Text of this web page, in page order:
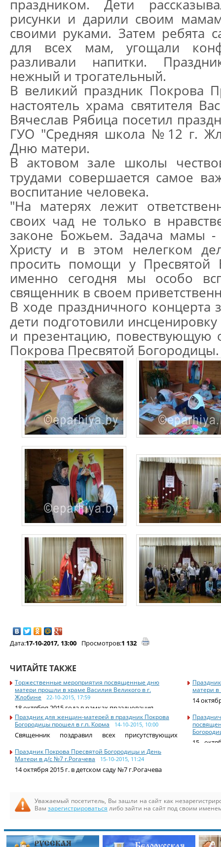
праздником. Дети
рисунки и дарили своим
своими руками. Затем ребята
для всех мам, угощали
разливали напитки.
нежный и трогательный.
В великий праздник Покрова
настоятель храма святителя
Вячеслав Рябица посетил
ГУО "Средняя школа №12 г.
Дню матери.
В актовом зале школы
трудами совершается самое
воспитание человека.
"На матерях лежит
своих чад не только в
законе Божьем. Задача мамы -
Христу и в этом нелегком
просить помощи у Пресвятой
именно сегодня мы особо
священник в своем
В ходе праздничного концерта
дети подготовили
и презентацию, повествующую
Покрова Пресвятой
Дата:17-10-2017, 13:00 Просмотров:1 132
ЧИТАЙТЕ ТАКЖЕ
Торжественные мероприятия посвященные дню
матери прошли в храме Василия Великого в г.
Жлобине
22-10-2015, 17:59
18 октября 2015 года в рамках празднования
матери в
14
Праздник для женщин-матерей в праздник Покрова
Богородицы прошел в г.п. Корма
14-10-2015, 10:00
Священник поздравил всех присутствующих
15
Праздник Покрова Пресвятой Богородицы и День
Матери в д/с №7 г.Рогачева
15-10-2015, 11:24
14 октября 2015 г. в детском саду №7 г.Рогачева
Уважаемый посетитель, Вы зашли на сайт как
Вам зарегистрироваться либо зайти на сайт под своим